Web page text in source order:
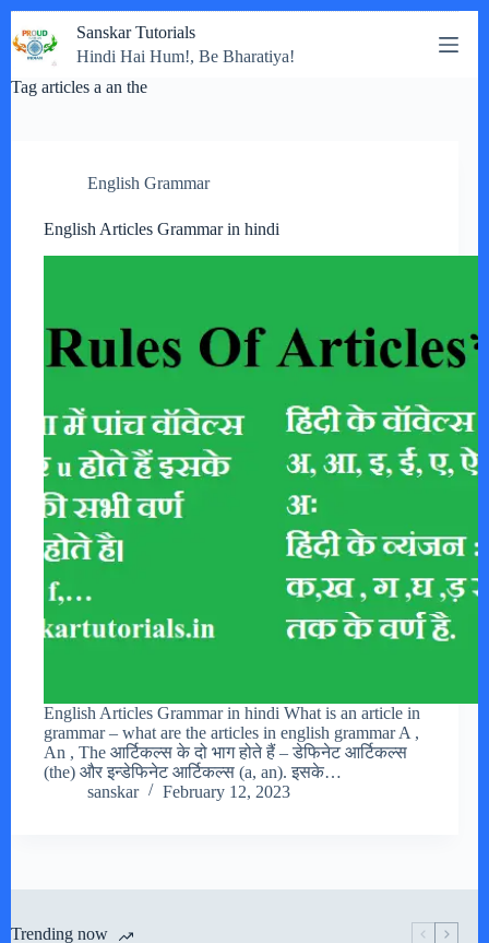
to
content
Sanskar Tutorials
Hindi Hai Hum!, Be Bharatiya!
Tag articles a an the
English Grammar
English Articles Grammar in hindi
English Articles Grammar in hindi What is an article in
grammar – what are the articles in english grammar A ,
An , The आर्टिकल्स के दो भाग होते हैं – डेफिनेट आर्टिकल्स
(the) और इन्डेफिनेट आर्टिकल्स (a, an). इसके…
sanskar
February 12, 2023
Trending now